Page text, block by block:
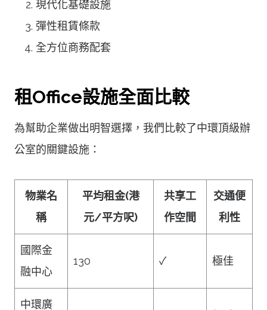
現代化基礎設施
彈性租賃條款
全方位商務配套
租Office設施全面比較
為幫助企業做出明智選擇，我們比較了中環頂級辦
公室的關鍵設施：
物業名
稱
平均租金(港
元/平方呎)
共享工
作空間
交通便
利性
國際金
融中心
130 ✓ 極佳
中環廣